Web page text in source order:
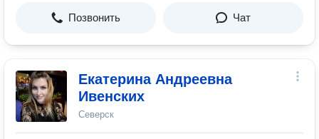
Позвонить Чат
Екатерина Андреевна
Ивенских
Северск